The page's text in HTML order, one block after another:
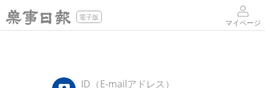
電子版
マイページ
ID（E-mailアドレス）